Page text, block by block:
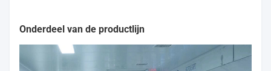
Onderdeel van de productlijn